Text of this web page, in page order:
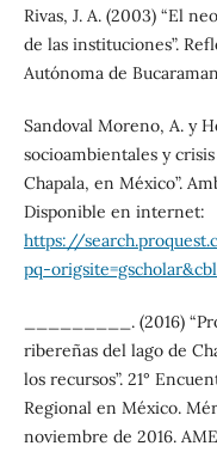
Rivas, J. A. (2003) “El
de las instituciones”.
Autónoma de
Sandoval Moreno, A. y
socioambientales y
Chapala, en México”.
Disponible en internet:
https://
pq-
_________. (2016)
ribereñas del lago de
los recursos”. 21°
Regional en México.
noviembre de 2016.